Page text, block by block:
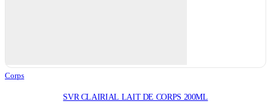
Corps
SVR CLAIRIAL LAIT DE CORPS 200ML